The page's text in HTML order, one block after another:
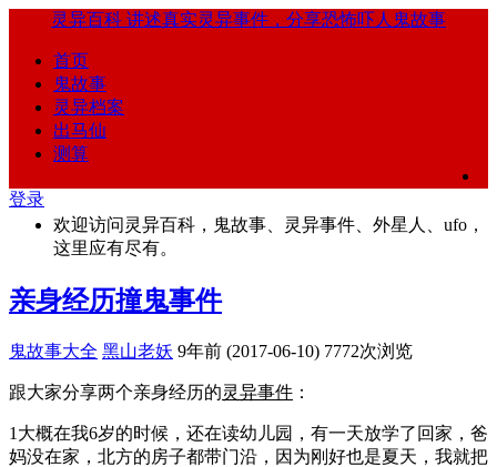
灵异百科 讲述真实灵异事件，分享恐怖吓人鬼故事
首页
鬼故事
灵异档案
出马仙
测算
登录
欢迎访问灵异百科，鬼故事、灵异事件、外星人、ufo，
这里应有尽有。
亲身经历撞鬼事件
鬼故事大全 黑山老妖 9年前 (2017-06-10) 7772次浏览
跟大家分享两个亲身经历的灵异事件 ：
1大概在我6岁的时候，还在读幼儿园，有一天放学了回家，爸
妈没在家，北方的房子都带门沿，因为刚好也是夏天，我就把